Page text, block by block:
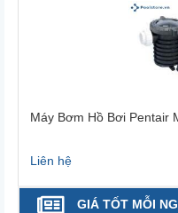
Máy Bơm Hồ Bơi Pentair
Liên hệ
GIÁ TỐT MỖI